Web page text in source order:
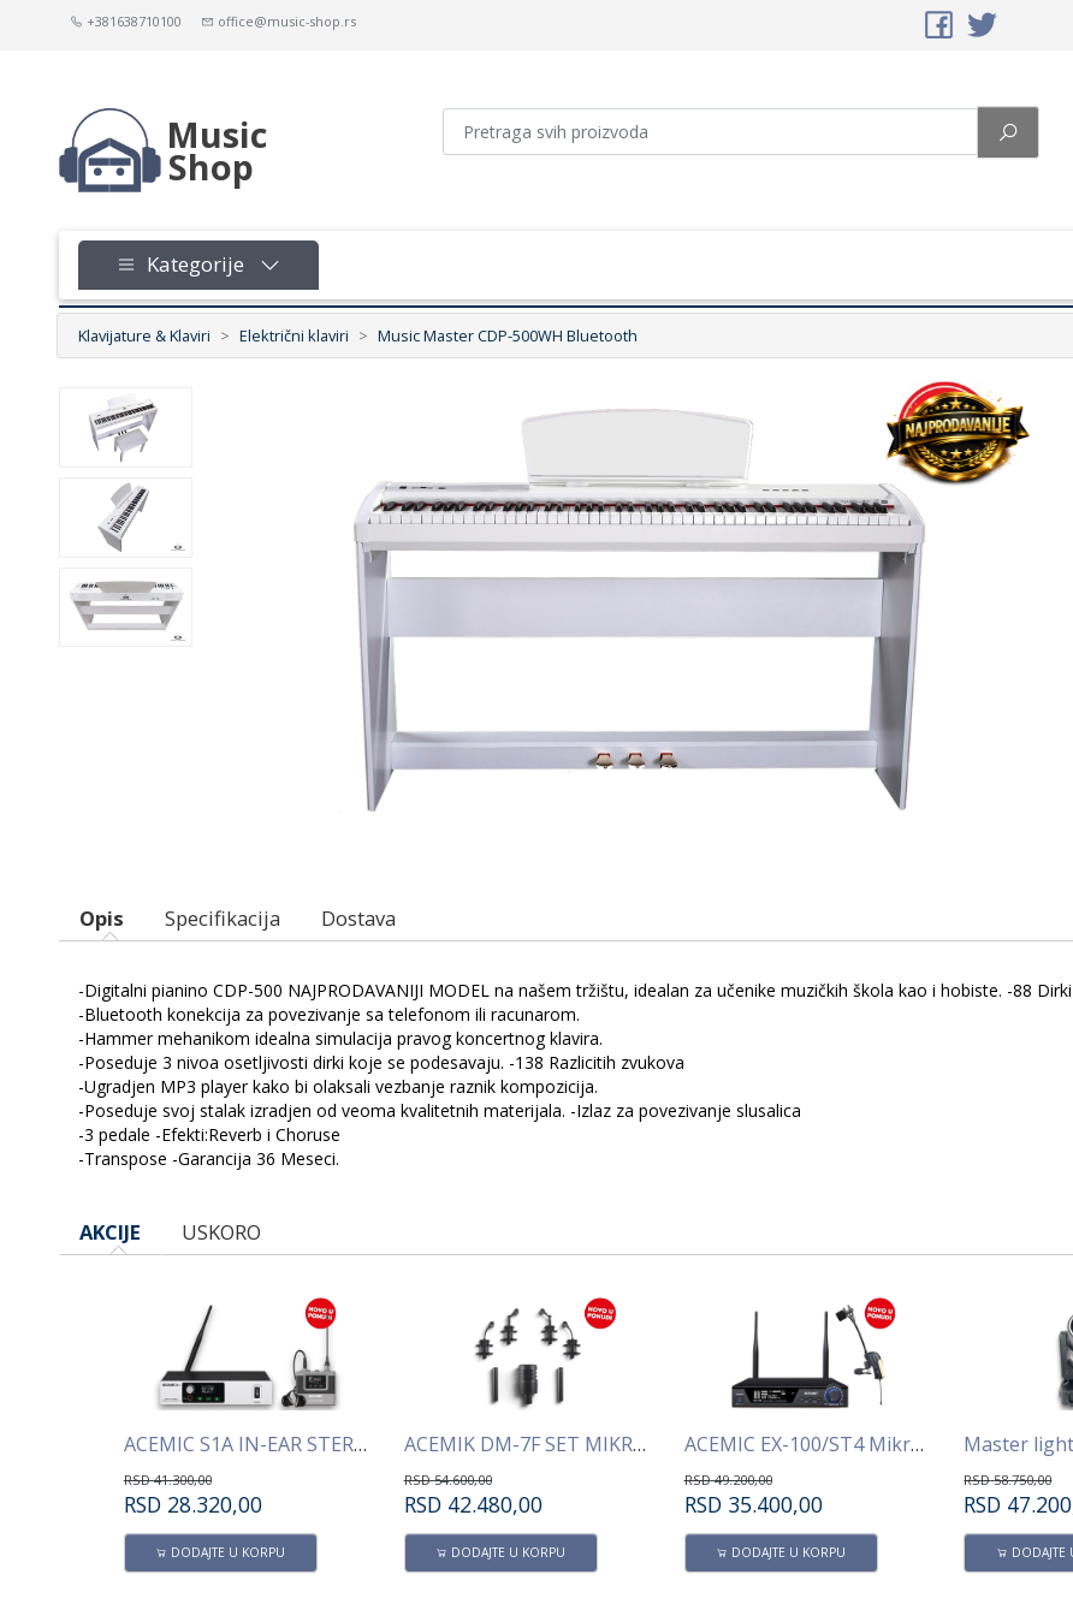
+381638710100 office@music-shop.rs
Music
Shop
Kategorije
Klavijature & Klaviri Električni klaviri Music Master CDP-500WH Bluetooth
Opis Specifikacija Dostava
-Digitalni pianino CDP-500 NAJPRODAVANIJI MODEL na našem tržištu, idealan za učenike muzičkih škola kao i hobiste. -88
-Bluetooth konekcija za povezivanje sa telefonom ili racunarom.
-Hammer mehanikom idealna simulacija pravog koncertnog klavira.
-Poseduje 3 nivoa osetljivosti dirki koje se podesavaju. -138 Razlicitih zvukova
-Ugradjen MP3 player kako bi olaksali vezbanje raznik kompozicija.
-Poseduje svoj stalak izradjen od veoma kvalitetnih materijala. -Izlaz za povezivanje slusalica
-3 pedale -Efekti:Reverb i Choruse
-Transpose -Garancija 36 Meseci.
AKCIJE USKORO
ACEMIC S1A IN-EAR STEREO MONITORING SISTEM
RSD 41.300,00
RSD 28.320,00
DODAJTE U KORPU
ACEMIK DM-7F SET MIKROFONA ZA BUBANJ
RSD 54.600,00
RSD 42.480,00
DODAJTE U KORPU
ACEMIC EX-100/ST4 Mikrofon za duvačke instrument
RSD 49.200,00
RSD 35.400,00
DODAJTE U KORPU
RSD 58.750,00
RSD
DODAJTE